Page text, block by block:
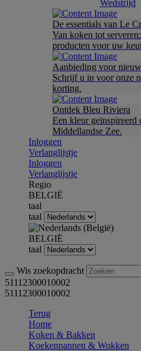
Wedstrijd
De essentials van Le
Van koken tot
producten voor uw
Aanbieding voor
Schrijf u in voor onze
korting.
Ontdek Bleu Riviera
Een kleur geïnspireerd
Middellandse Zee.
Inloggen
Verlanglijstje
Inloggen
Verlanglijstje
Regio
BELGIË
taal
taal
BELGIË
taal
Wis zoekopdracht
51112300010002
51112300010002
Terug
Home
Koken & Bakken
Koekenpannen & Wokken